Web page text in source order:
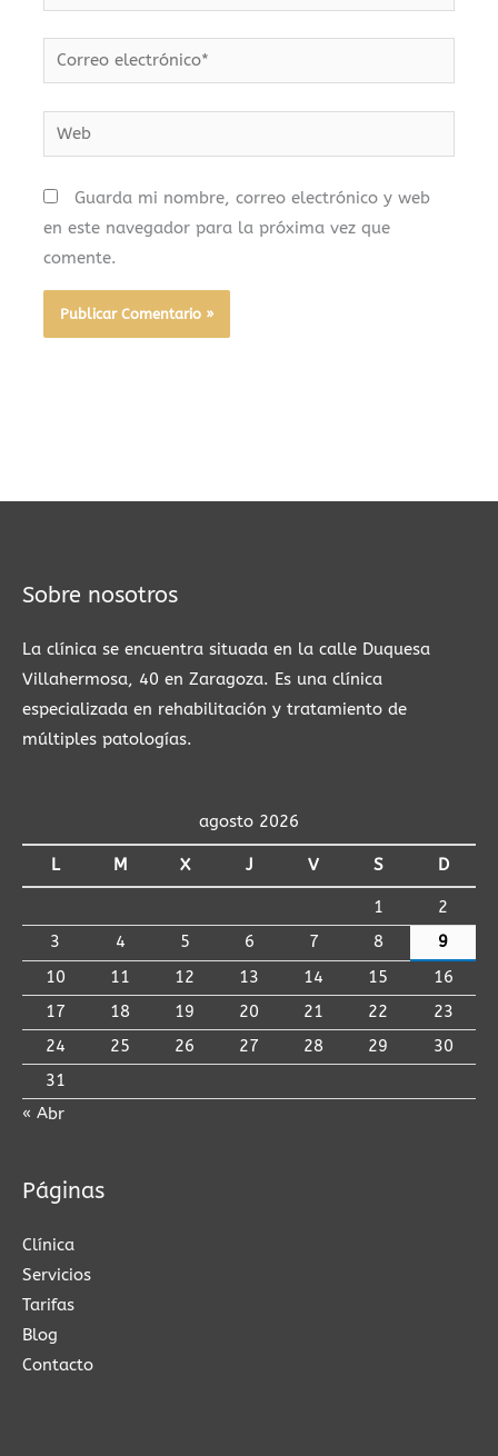
Correo
electrónico*
Web
Guarda mi nombre, correo electrónico y web
en este navegador para la próxima vez que
comente.
Sobre nosotros
La clínica se encuentra situada en la calle Duquesa
Villahermosa, 40 en Zaragoza. Es una clínica
especializada en rehabilitación y tratamiento de
múltiples patologías.
agosto 2026
L M X J V S D
1
2
3
4 5 6 7 8
9
10
11 12 13 14 15
16
17
18 19 20 21 22
23
24
25 26 27 28 29
30
31
« Abr
Páginas
Clínica
Servicios
Tarifas
Blog
Contacto